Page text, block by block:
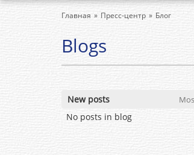
Главная Пресс-центр Блог
Blogs
New posts
No posts in blog